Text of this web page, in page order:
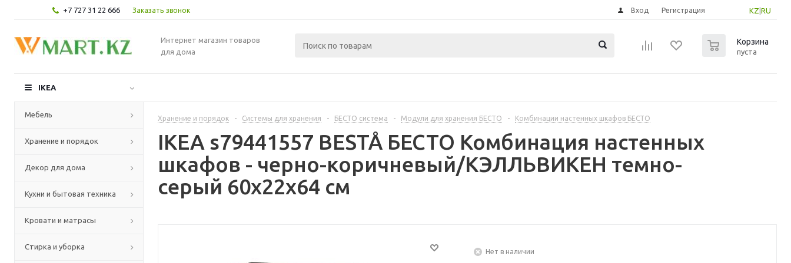
+7 727 31 22 666 Заказать звонок KZ RU
Вход Регистрация
Интернет магазин товаров
для дома
Корзина
пуста
IKEA
Мебель
Хранение и порядок
Декор для дома
Кухни и бытовая техника
Кровати и матрасы
Стирка и уборка
Хранение и порядок - Системы для хранения - БЕСТО система - Модули для хранения БЕСТО - Комбинации настенных шкафов БЕСТО
IKEA s79441557 BESTÅ БЕСТО Комбинация настенных
шкафов - черно-коричневый/КЭЛЛЬВИКЕН темно-
серый 60x22x64 см
Нет в наличии